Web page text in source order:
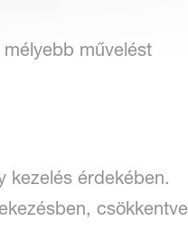
művelést
kezelés érdekében.
csökkentve